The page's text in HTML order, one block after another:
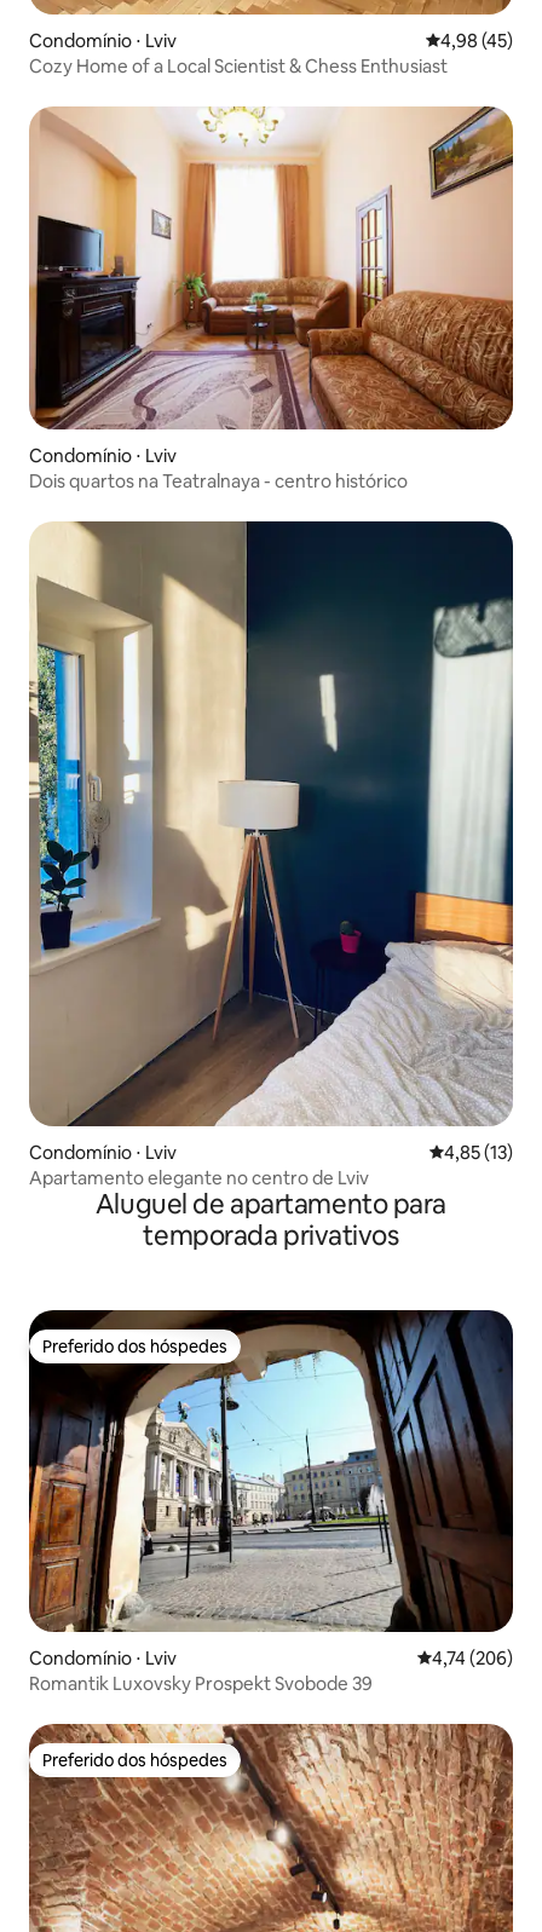
Condomínio ⋅ Lviv 4,98 de uma
4,98 (45)
Cozy Home of a Local Scientist & Chess Enthusiast
Condomínio ⋅ Lviv
Dois quartos na Teatralnaya - centro histórico
Condomínio ⋅ Lviv 4,85 de uma
4,85 (13)
Apartamento elegante no centro de Lviv
Aluguel de apartamento para
temporada privativos
Preferido dos hóspedes
Preferido dos hóspedes
Condomínio ⋅ Lviv 4,74 de uma
4,74 (206)
Romantik Luxovsky Prospekt Svobode 39
Preferido dos hóspedes
Preferido dos hóspedes